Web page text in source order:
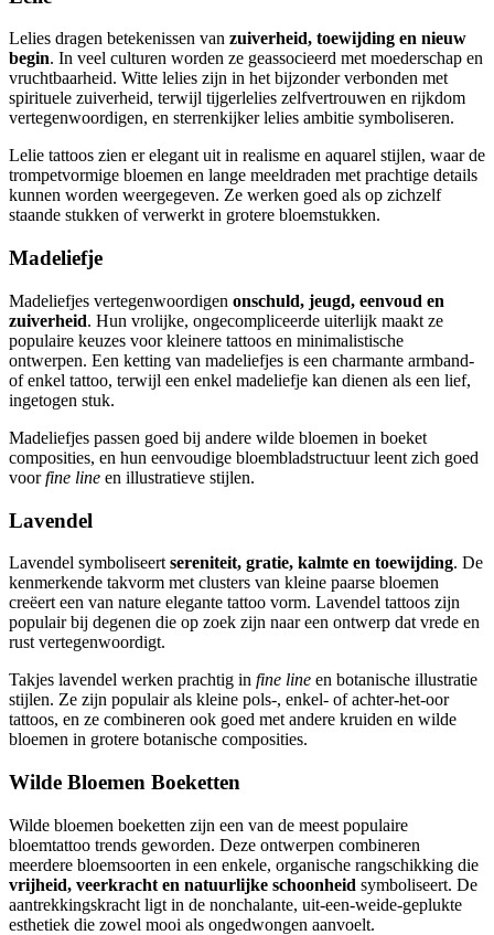
Lelies dragen betekenissen van zuiverheid, toewijding en nieuw
begin. In veel culturen worden ze geassocieerd met moederschap en
vruchtbaarheid. Witte lelies zijn in het bijzonder verbonden met
spirituele zuiverheid, terwijl tijgerlelies zelfvertrouwen en rijkdom
vertegenwoordigen, en sterrenkijker lelies ambitie symboliseren.
Lelie tattoos zien er elegant uit in realisme en aquarel stijlen, waar de
trompetvormige bloemen en lange meeldraden met prachtige details
kunnen worden weergegeven. Ze werken goed als op zichzelf
staande stukken of verwerkt in grotere bloemstukken.
Madeliefje
Madeliefjes vertegenwoordigen onschuld, jeugd, eenvoud en
zuiverheid. Hun vrolijke, ongecompliceerde uiterlijk maakt ze
populaire keuzes voor kleinere tattoos en minimalistische
ontwerpen. Een ketting van madeliefjes is een charmante armband-
of enkel tattoo, terwijl een enkel madeliefje kan dienen als een lief,
ingetogen stuk.
Madeliefjes passen goed bij andere wilde bloemen in boeket
composities, en hun eenvoudige bloembladstructuur leent zich goed
voorfine line en illustratieve stijlen.
Lavendel
Lavendel symboliseert sereniteit, gratie, kalmte en toewijding. De
kenmerkende takvorm met clusters van kleine paarse bloemen
creëert een van nature elegante tattoo vorm. Lavendel tattoos zijn
populair bij degenen die op zoek zijn naar een ontwerp dat vrede en
rust vertegenwoordigt.
Takjes lavendel werken prachtig in fine line en botanische illustratie
stijlen. Ze zijn populair als kleine pols-, enkel- of achter-het-oor
tattoos, en ze combineren ook goed met andere kruiden en wilde
bloemen in grotere botanische composities.
Wilde Bloemen Boeketten
Wilde bloemen boeketten zijn een van de meest populaire
bloemtattoo trends geworden. Deze ontwerpen combineren
meerdere bloemsoorten in een enkele, organische rangschikking die
vrijheid, veerkracht en natuurlijke schoonheid symboliseert. De
aantrekkingskracht ligt in de nonchalante, uit-een-weide-geplukte
esthetiek die zowel mooi als ongedwongen aanvoelt.